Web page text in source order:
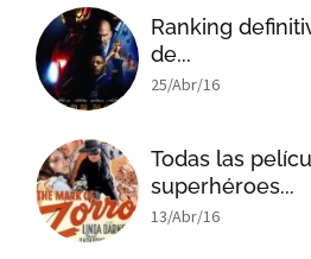
Ranking
de...
25/Abr/16
Todas las
superhéroes...
13/Abr/16